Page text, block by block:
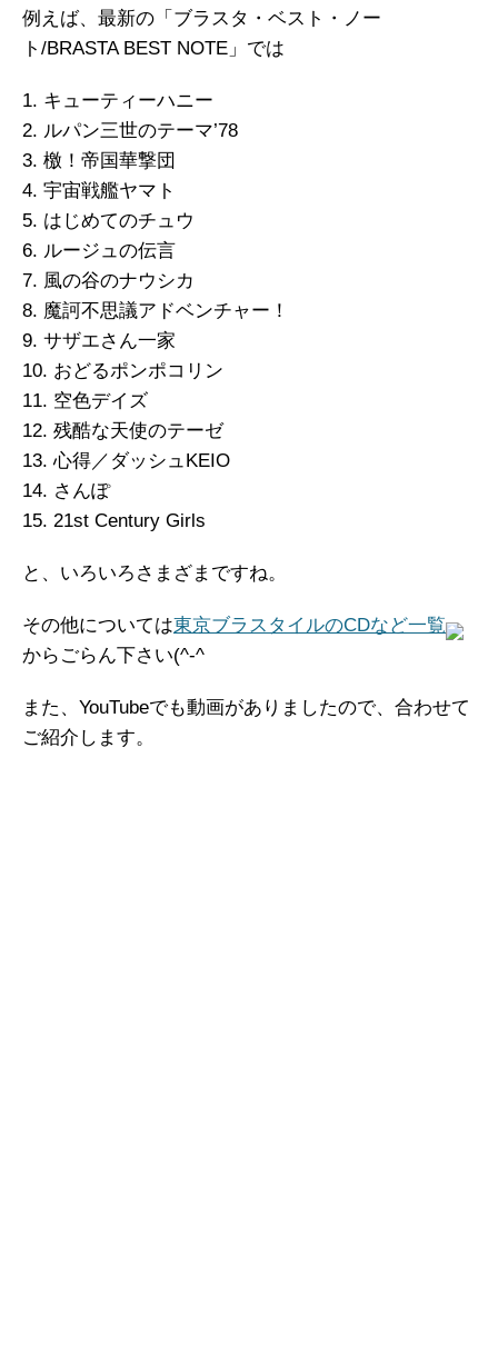
例えば、最新の「ブラスタ・ベスト・ノー
ト/BRASTA BEST NOTE」では
1. キューティーハニー
2. ルパン三世のテーマ’78
3. 檄！帝国華撃団
4. 宇宙戦艦ヤマト
5. はじめてのチュウ
6. ルージュの伝言
7. 風の谷のナウシカ
8. 魔訶不思議アドベンチャー！
9. サザエさん一家
10. おどるポンポコリン
11. 空色デイズ
12. 残酷な天使のテーゼ
13. 心得／ダッシュKEIO
14. さんぽ
15. 21st Century Girls
と、いろいろさまざまですね。
その他については東京ブラスタイルのCDなど一覧
からごらん下さい(^-^
また、YouTubeでも動画がありましたので、合わせて
ご紹介します。